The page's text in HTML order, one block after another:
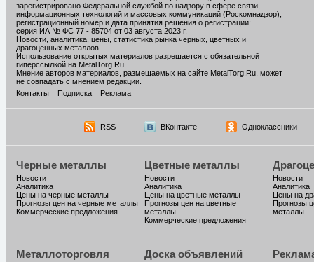
зарегистрировано Федеральной службой по надзору в сфере связи,
информационных технологий и массовых коммуникаций (Роскомнадзор),
регистрационный номер и дата принятия решения о регистрации:
серия ИА № ФС 77 - 85704 от 03 августа 2023 г.
Новости, аналитика, цены, статистика рынка черных, цветных и
драгоценных металлов.
Использование открытых материалов разрешается с обязательной
гиперссылкой на MetalTorg.Ru
Мнение авторов материалов, размещаемых на сайте MetalTorg.Ru, может
не совпадать с мнением редакции.
Контакты
Подписка Реклама
RSS ВКонтакте Одноклассники
Черные металлы
Новости
Аналитика
Цены на черные металлы
Прогнозы цен на черные металлы
Коммерческие предложения
Цветные металлы
Новости
Аналитика
Цены на цветные металлы
Прогнозы цен на цветные
металлы
Коммерческие предложения
Новости
Аналитика
Цены на
Прогнозы
металлы
Металлоторговля Доска объявлений